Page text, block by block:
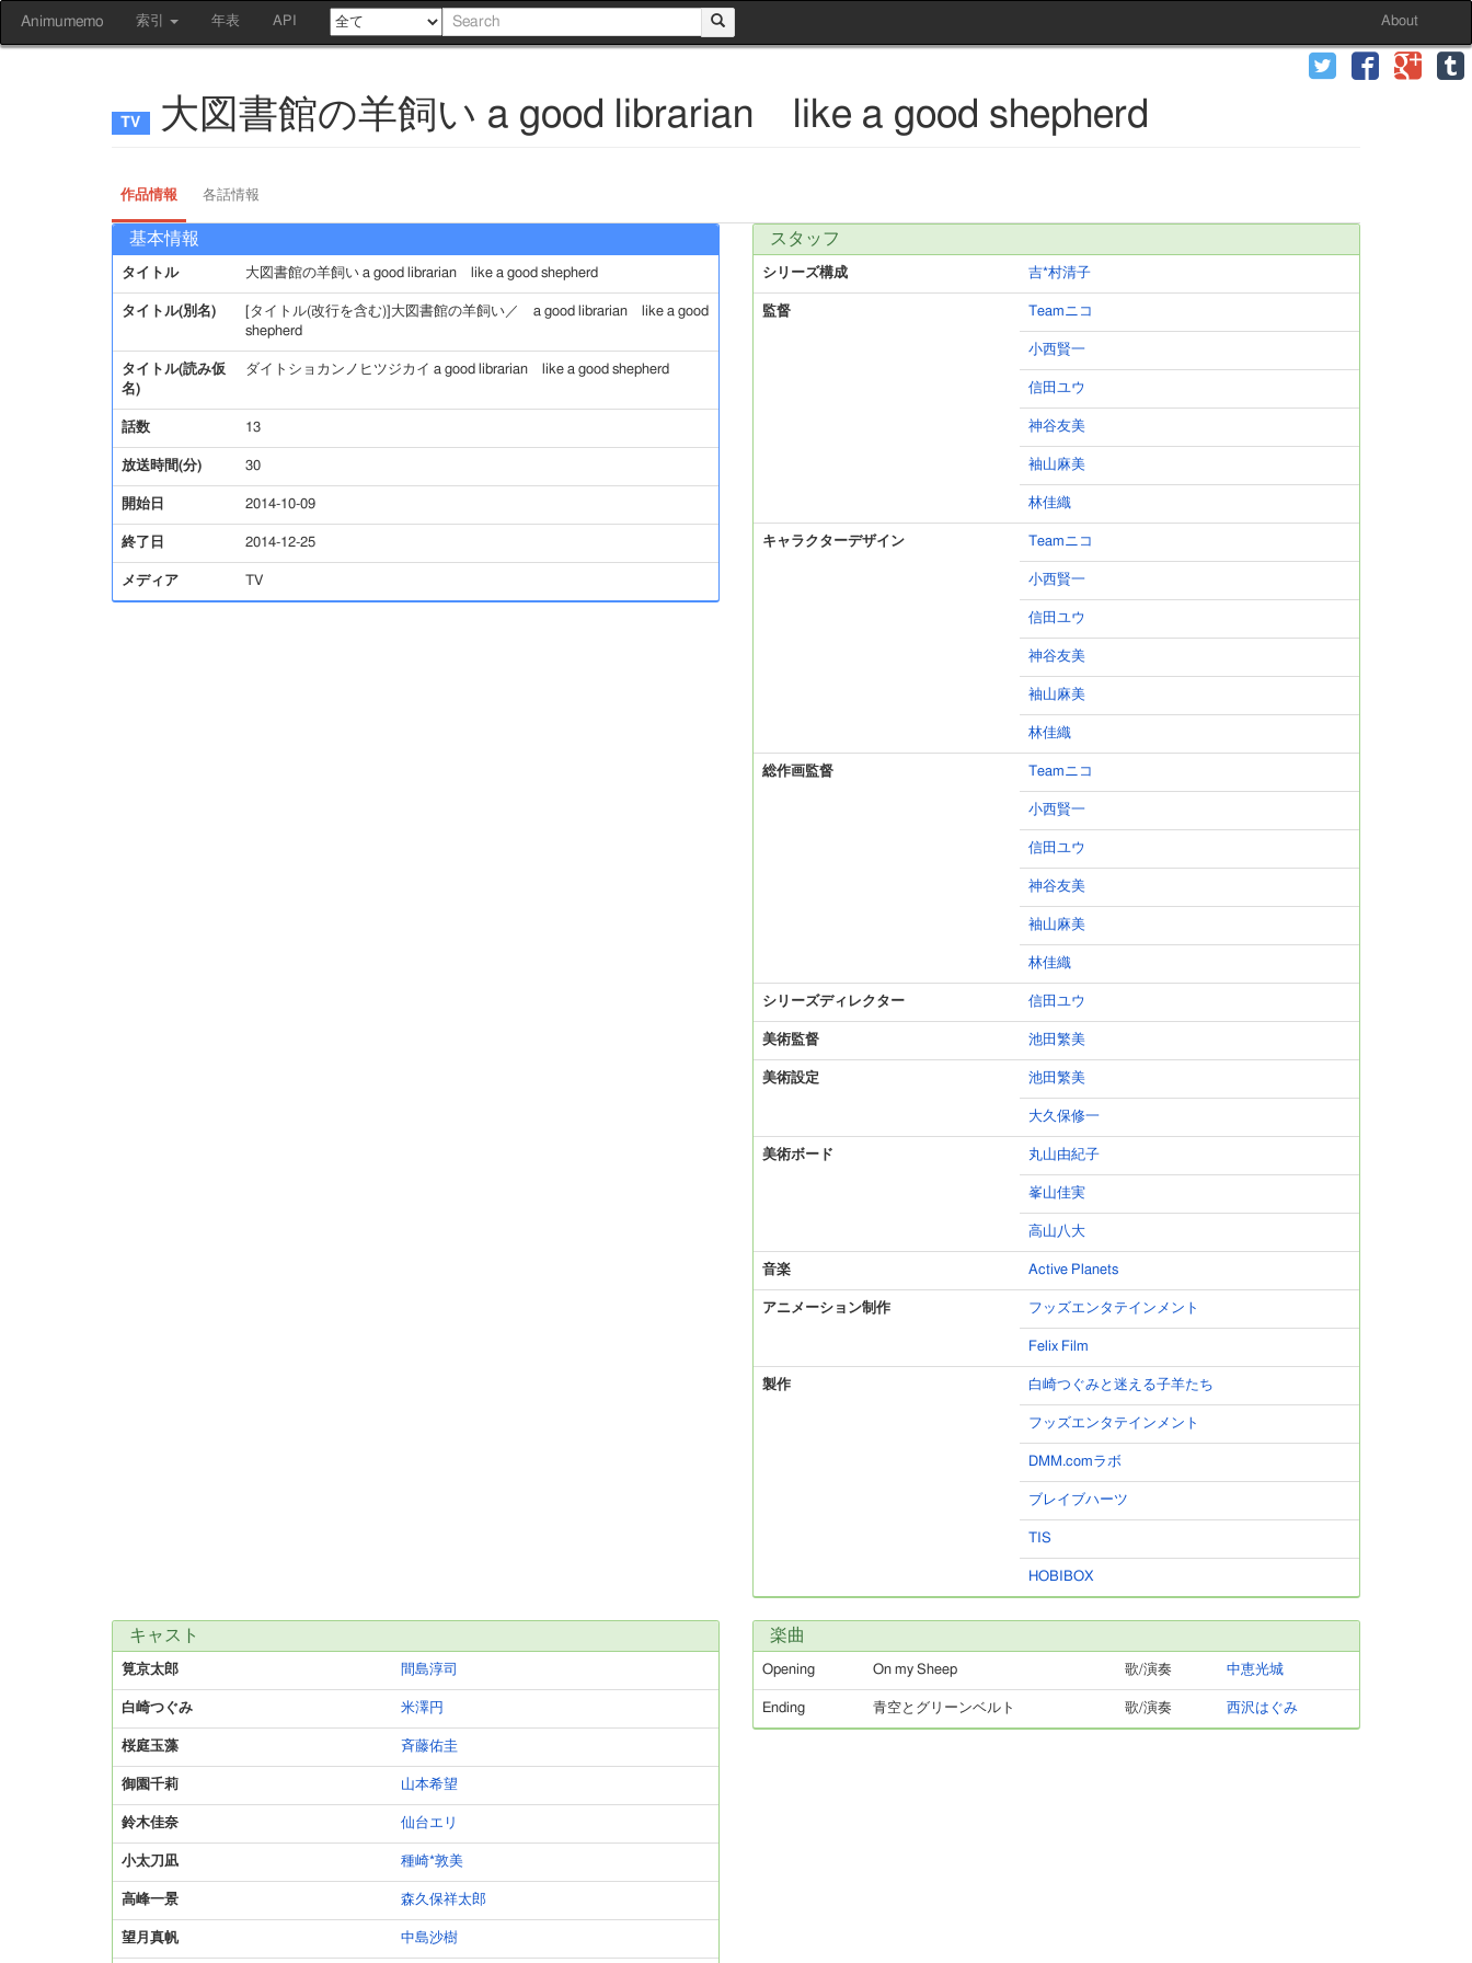
Animumemo 索引 年表 API About
大図書館の羊飼い a good librarian like a good shepherd
作品情報 各話情報
基本情報
タイトル 大図書館の羊飼い a good librarian like a good shepherd
タイトル(別名)
[タイトル(改行を含む)]大図書館の羊飼い／ a good librarian like a good
shepherd
タイトル(読み仮
名)
ダイトショカンノヒツジカイ a good librarian like a good shepherd
話数 13
放送時間(分) 30
開始日 2014-10-09
終了日 2014-12-25
メディア TV
スタッフ
シリーズ構成 吉*村清子
監督 Teamニコ
小西賢一
信田ユウ
神谷友美
袖山麻美
林佳織
キャラクターデザイン Teamニコ
小西賢一
信田ユウ
神谷友美
袖山麻美
林佳織
総作画監督 Teamニコ
小西賢一
信田ユウ
神谷友美
袖山麻美
林佳織
シリーズディレクター 信田ユウ
美術監督 池田繁美
美術設定 池田繁美
大久保修一
美術ボード 丸山由紀子
峯山佳実
高山八大
音楽 Active Planets
アニメーション制作 フッズエンタテインメント
Felix Film
製作 白崎つぐみと迷える子羊たち
フッズエンタテインメント
DMM.comラボ
ブレイブハーツ
TIS
HOBIBOX
キャスト
筧京太郎 間島淳司
白崎つぐみ 米澤円
桜庭玉藻 斉藤佑圭
御園千莉 山本希望
鈴木佳奈 仙台エリ
小太刀凪 種崎*敦美
高峰一景 森久保祥太郎
望月真帆 中島沙樹
楽曲
Opening On my Sheep 歌/演奏 中恵光城
Ending 青空とグリーンベルト 歌/演奏 西沢はぐみ